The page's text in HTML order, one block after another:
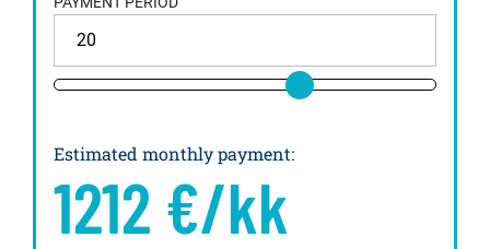
Estimated monthly payment:
1212 €/kk